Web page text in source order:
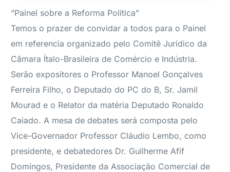
“Painel sobre a Reforma Política”
Temos o prazer de convidar a todos para o Painel
em referencia organizado pelo Comitê Jurídico da
Câmara Ítalo-Brasileira de Comércio e Indústria.
Serão expositores o Professor Manoel Gonçalves
Ferreira Filho, o Deputado do PC do B, Sr. Jamil
Mourad e o Relator da matéria Deputado Ronaldo
Caiado. A mesa de debates será composta pelo
Vice-Governador Professor Cláudio Lembo, como
presidente, e debatedores Dr. Guilherme Afif
Domingos, Presidente da Associação Comercial de